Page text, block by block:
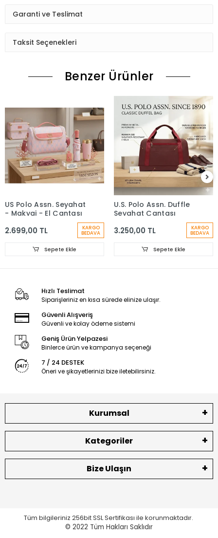
Garanti ve Teslimat
Taksit Seçenekleri
Benzer Ürünler
US Polo Assn. Seyahat
- Makyaj - El Çantası
2.699,00 TL KARGO
BEDAVA
Sepete Ekle
U.S. Polo Assn. Duffle
Seyahat Çantası
3.250,00 TL KARGO
BEDAVA
Sepete Ekle
Hızlı Teslimat
Siparişleriniz en kısa sürede elinize ulaşır.
Güvenli Alışveriş
Güvenli ve kolay ödeme sistemi
Geniş Ürün Yelpazesi
Binlerce ürün ve kampanya seçeneği
7 / 24 DESTEK
Öneri ve şikayetlerinizi bize iletebilirsiniz.
Kurumsal
Kategoriler
Bize Ulaşın
Tüm bilgileriniz 256bit SSL Sertifikası ile korunmaktadır.
© 2022 Tüm Hakları Saklıdır